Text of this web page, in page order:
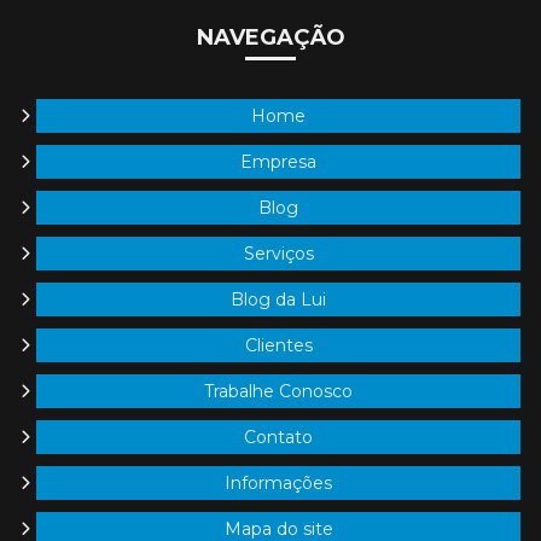
Empresa que faz festa de confraternização
Empresas de cenografia em são paulo
Empresa organizadora de convenção de vendas
Empresas de decoração de natal shopping
Empresas que fazem eventos corporativos
Empresas organizadoras de eventos corporativos
Produtora de eventos corporativos
Produtora de eventos em são paulo
Produtora de eventos sp
Produtora de convenção de vendas
NAVEGAÇÃO
Home
Empresa
Blog
Serviços
Blog da Lui
Clientes
Trabalhe Conosco
Contato
Informações
Mapa do site